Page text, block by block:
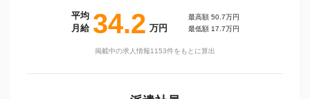
平均
月給 34.2 万円
最高額 50.7万円
最低額 17.7万円
掲載中の求人情報1153件をもとに算出